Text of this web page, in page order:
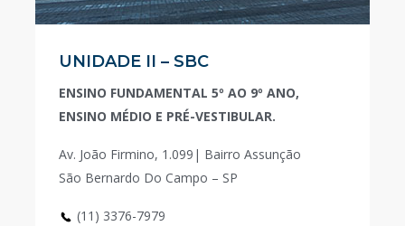
UNIDADE II – SBC
ENSINO FUNDAMENTAL 5º AO 9º ANO,
ENSINO MÉDIO E PRÉ-VESTIBULAR.
Av. João Firmino, 1.099| Bairro Assunção
São Bernardo Do Campo – SP
(11) 3376-7979